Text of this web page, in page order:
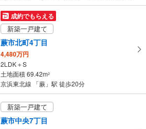
成約でもらえる
新築一戸建て
蕨市北町4丁目
4,480万円
2LDK＋S
土地面積 69.42m2
京浜東北線 「蕨」駅 徒歩20分
新築一戸建て
蕨市中央7丁目